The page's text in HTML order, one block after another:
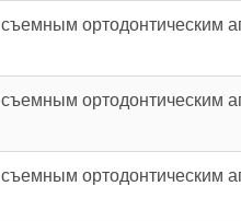
съемным
съемным
съемным